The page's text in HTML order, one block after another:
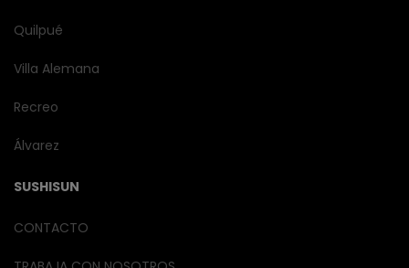
Quilpué
Villa Alemana
Recreo
Álvarez
SUSHISUN
CONTACTO